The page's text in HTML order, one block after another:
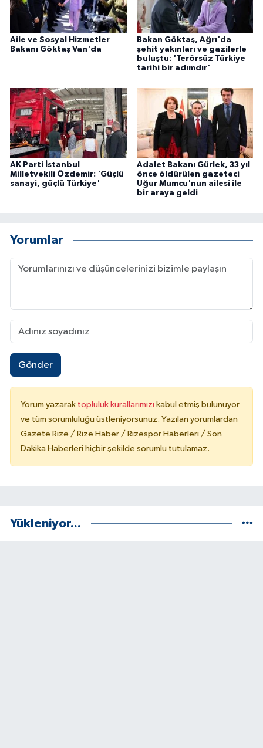
Aile ve Sosyal Hizmetler
Bakanı Göktaş Van'da
Bakan Göktaş, Ağrı'da
şehit yakınları ve gazilerle
buluştu: 'Terörsüz Türkiye
tarihi bir adımdır'
AK Parti İstanbul
Milletvekili Özdemir: 'Güçlü
sanayi, güçlü Türkiye'
Adalet Bakanı Gürlek, 33 yıl
önce öldürülen gazeteci
Uğur Mumcu'nun ailesi ile
bir araya geldi
Yorumlar
Gönder
Yorum yazarak topluluk kurallarımızı kabul etmiş bulunuyor
ve tüm sorumluluğu üstleniyorsunuz. Yazılan yorumlardan
Gazete Rize / Rize Haber / Rizespor Haberleri / Son
Dakika Haberleri hiçbir şekilde sorumlu tutulamaz.
Yükleniyor...